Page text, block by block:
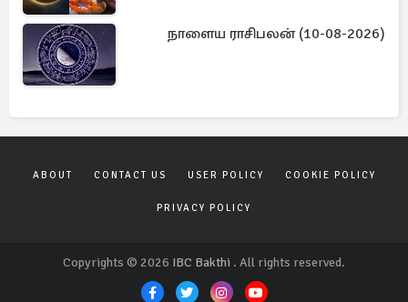
நாளைய ராசிபலன் (10-08-2026)
ABOUT CONTACT US USER POLICY COOKIE POLICY
PRIVACY POLICY
Copyrights © 2026 IBC Bakthi . All rights reserved.